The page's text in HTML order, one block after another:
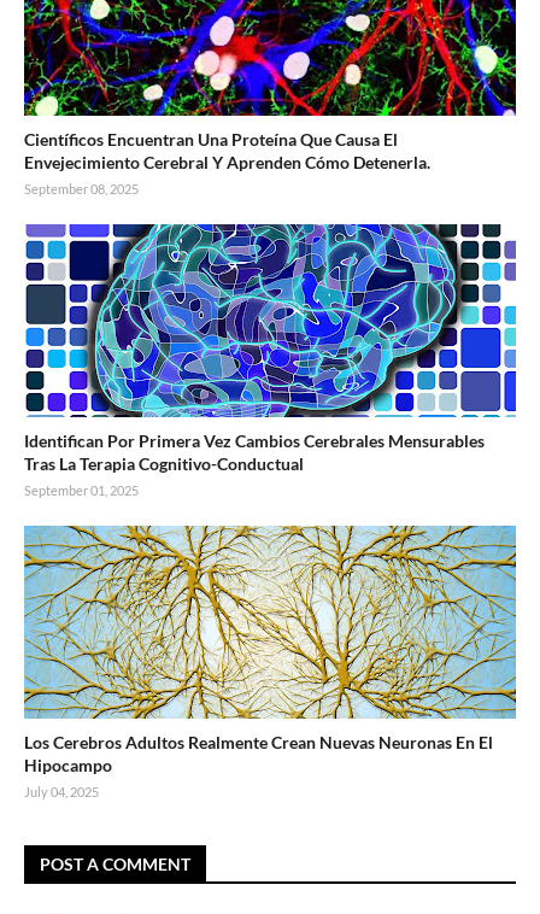
Científicos Encuentran Una Proteína Que Causa El
Envejecimiento Cerebral Y Aprenden Cómo Detenerla.
September 08, 2025
Identifican Por Primera Vez Cambios Cerebrales Mensurables
Tras La Terapia Cognitivo-Conductual
September 01, 2025
Los Cerebros Adultos Realmente Crean Nuevas Neuronas En El
Hipocampo
July 04, 2025
POST A COMMENT